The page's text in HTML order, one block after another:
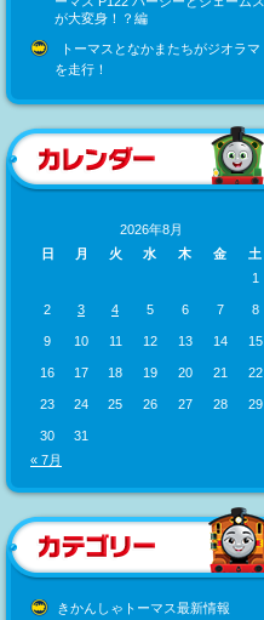
が大変身！？編
トーマスとなかまたちがジオラマ
を走行！
2026年8月
日
月 火 水 木 金
土
1
2 3 4 5 6 7 8
9 10 11 12 13 14 15
16 17 18 19 20 21 22
23 24 25 26 27 28 29
30
31
« 7月
きかんしゃトーマス最新情報